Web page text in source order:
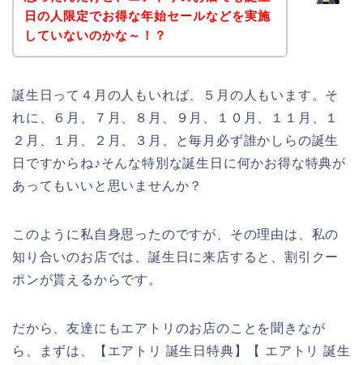
日の人限定でお得な年始セールなどを実施
していないのかな～！？
誕生日って４月の人もいれば、５月の人もいます。そ
れに、６月、７月、８月、９月、１０月、１１月、１
２月、１月、２月、３月、と毎月必ず誰かしらの誕生
日ですからね♪そんな特別な誕生日に何かお得な特典が
あってもいいと思いませんか？
このように私自身思ったのですが、その理由は、私の
知り合いのお店では、誕生日に来店すると、割引クー
ポンが貰えるからです。
だから、友達にもエアトリのお店のことを聞きなが
ら、まずは、【エアトリ 誕生日特典】【 エアトリ 誕生